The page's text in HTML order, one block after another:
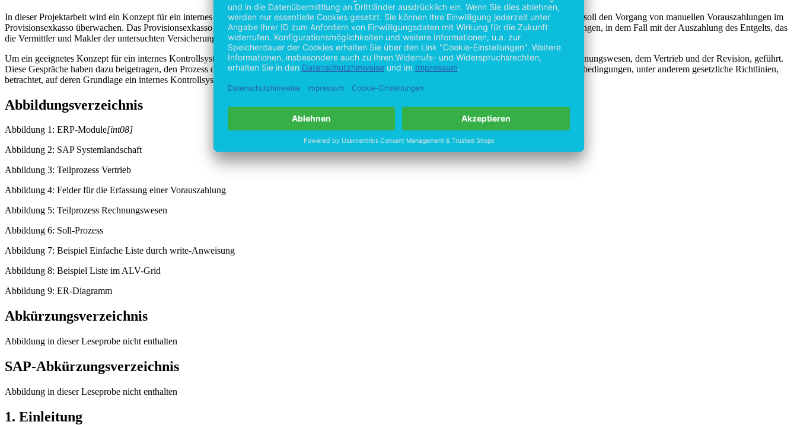
In dieser Projektarbeit wird ein Konzept für ein internes Kontrollsystem erstellt. Dieses Kontrollsystem, das in einer nächsten Projektarbeit umgesetzt wird, soll den Vorgang von manuellen Vorauszahlungen im
Provisionsexkasso überwachen. Das Provisionsexkasso ist ein Begriff aus dem Finanzwesen und beschäftigt sich mit dem Transaktionsvorgang von Leistungen, in dem Fall mit der Auszahlung des Entgelts, das
die Vermittler und Makler der untersuchten Versicherung für ihre Tätigkeit bekommen.
Um ein geeignetes Konzept für ein internes Kontrollsystem zu entwickeln, wurden Gespräche mit den betroffenen Gruppen, genauer gesagt, mit dem Rechnungswesen, dem Vertrieb und der Revision, geführt.
Diese Gespräche haben dazu beigetragen, den Prozess der manuellen Vorauszahlungen genau nachvollziehen zu können. Zusätzlich dazu werden Rahmenbedingungen, unter anderem gesetzliche Richtlinien,
betrachtet, auf deren Grundlage ein internes Kontrollsystem aufgebaut werden soll.
Abbildungsverzeichnis
Abbildung 1: ERP-Module[int08]
Abbildung 2: SAP Systemlandschaft
Abbildung 3: Teilprozess Vertrieb
Abbildung 4: Felder für die Erfassung einer Vorauszahlung
Abbildung 5: Teilprozess Rechnungswesen
Abbildung 6: Soll-Prozess
Abbildung 7: Beispiel Einfache Liste durch write-Anweisung
Abbildung 8: Beispiel Liste im ALV-Grid
Abbildung 9: ER-Diagramm
Abkürzungsverzeichnis
Abbildung in dieser Leseprobe nicht enthalten
SAP-Abkürzungsverzeichnis
Abbildung in dieser Leseprobe nicht enthalten
1. Einleitung